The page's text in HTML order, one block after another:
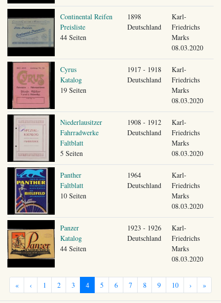
Continental Reifen
Preisliste
44 Seiten
1898
Deutschland
Karl-
Friedrichs
Marks
08.03.2020
Cyrus
Katalog
19 Seiten
1917 - 1918
Deutschland
Karl-
Friedrichs
Marks
08.03.2020
Niederlausitzer
Fahrradwerke
Faltblatt
5 Seiten
1908 - 1912
Deutschland
Karl-
Friedrichs
Marks
08.03.2020
Panther
Faltblatt
10 Seiten
1964
Deutschland
Karl-
Friedrichs
Marks
08.03.2020
Panzer
Katalog
44 Seiten
1923 - 1926
Deutschland
Karl-
Friedrichs
Marks
08.03.2020
« ‹ 1 2 3 4 5 6 7 8 9 10 › »